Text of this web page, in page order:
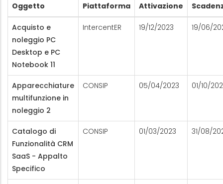
Oggetto Piattaforma Attivazione
Acquisto e
noleggio PC
Desktop e PC
Notebook 11
IntercentER 19/12/2023 19/06/
Apparecchiature
multifunzione in
noleggio 2
CONSIP 05/04/2023 01/10/
Catalogo di
Funzionalità CRM
SaaS - Appalto
Specifico
CONSIP 01/03/2023 31/08/